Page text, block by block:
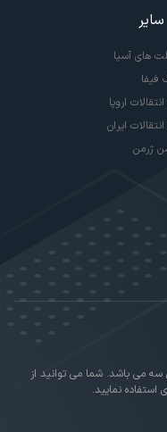
سایر
های آسیا
فیفا
اروپا
ایران
ژرمن
می باشد. شما می توانید از
نمایید.